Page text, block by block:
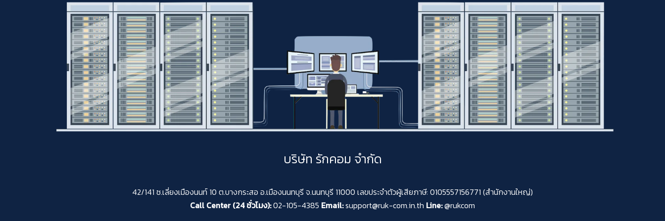
บริษัท รักคอม จำกัด
42/141 ซ.เลี่ยงเมืองนนท์ 10 ต.บางกระสอ อ.เมืองนนทบุรี จ.นนทบุรี 11000 เลขประจำตัวผู้เสียภาษี: 0105557156771 (สำนักงานใหญ่)
Call Center (24 ชั่วโมง):02-105-4385 Email:support@ruk-com.in.th Line:@rukcom